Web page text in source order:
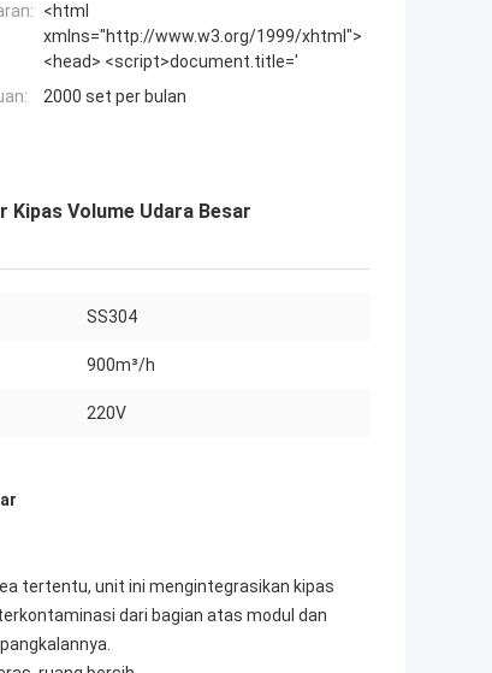
<html
xmlns="http://www.w3.org/1999/xhtml">
<head> <script>document.title='
2000 set per bulan
Kipas Volume Udara Besar
SS304
900m³/h
220V
tertentu, unit ini mengintegrasikan kipas
dari bagian atas modul dan